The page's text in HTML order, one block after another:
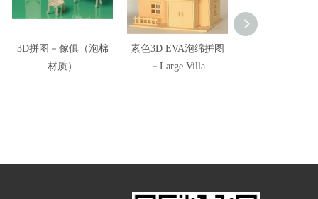
3D拼图－傢俱（泡棉
材质）
素色3D EVA泡绵拼图
－Large Villa